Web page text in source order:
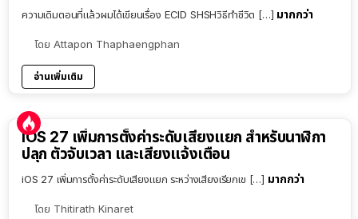
ความเดิมตอนที่แล้วผมได้เขียนเรื่อง ECID SHSHวิธีทำชีวิต […] มากกว่า
โดย Attapon Thaphaengphan
อ่านเพิ่มเติม
iOS 27 เพิ่มการตั้งค่าระดับเสียงแยก สำหรับนาฬิกา
ปลุก ตัวจับเวลา และเสียงแจ้งเตือน
iOS 27 เพิ่มการตั้งค่าระดับเสียงแยก ระหว่างเสียงเรียกเข […] มากกว่า
โดย Thitirath Kinaret